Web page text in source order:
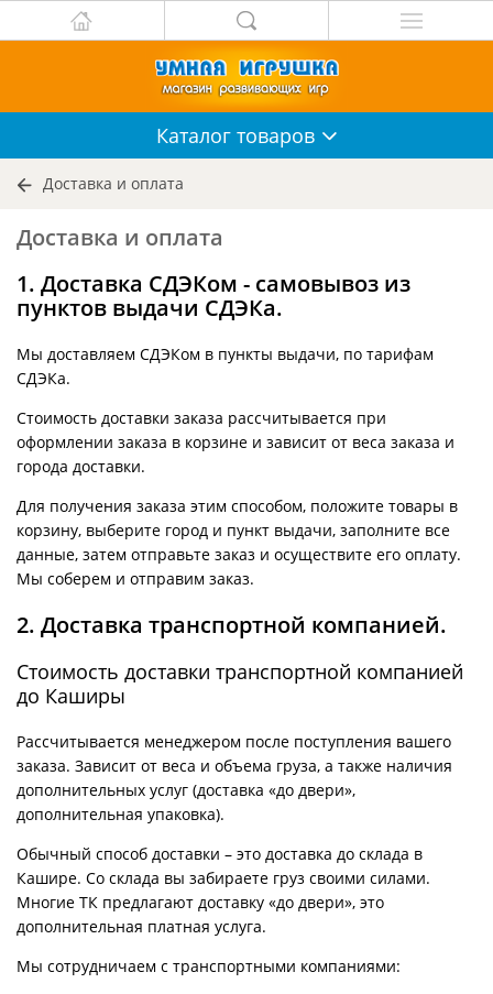
Каталог товаров
Доставка и оплата
Доставка и оплата
1. Доставка СДЭКом - самовывоз из
пунктов выдачи СДЭКа.
Мы доставляем СДЭКом в пункты выдачи, по тарифам
СДЭКа.
Стоимость доставки заказа рассчитывается при
оформлении заказа в корзине и зависит от веса заказа и
города доставки.
Для получения заказа этим способом, положите товары в
корзину, выберите город и пункт выдачи, заполните все
данные, затем отправьте заказ и осуществите его оплату.
Мы соберем и отправим заказ.
2. Доставка транспортной компанией.
Стоимость доставки транспортной компанией
до Каширы
Рассчитывается менеджером после поступления вашего
заказа. Зависит от веса и объема груза, а также наличия
дополнительных услуг (доставка «до двери»,
дополнительная упаковка).
Обычный способ доставки – это доставка до склада в
Кашире. Со склада вы забираете груз своими силами.
Многие ТК предлагают доставку «до двери», это
дополнительная платная услуга.
Мы сотрудничаем с транспортными компаниями: